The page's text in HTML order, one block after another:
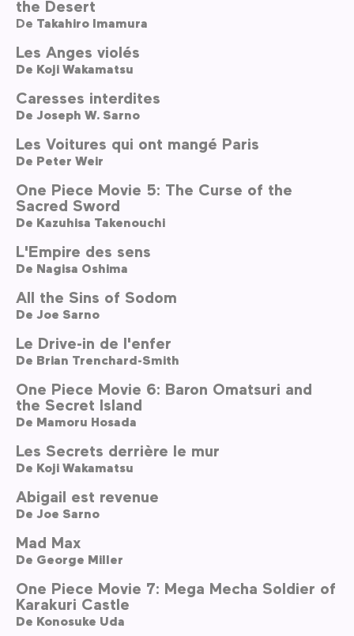
the Desert
De Takahiro Imamura
Les Anges violés
De Koji Wakamatsu
Caresses interdites
De Joseph W. Sarno
Les Voitures qui ont mangé Paris
De Peter Weir
One Piece Movie 5: The Curse of the
Sacred Sword
De Kazuhisa Takenouchi
L'Empire des sens
De Nagisa Oshima
All the Sins of Sodom
De Joe Sarno
Le Drive-in de l'enfer
De Brian Trenchard-Smith
One Piece Movie 6: Baron Omatsuri and
the Secret Island
De Mamoru Hosada
Les Secrets derrière le mur
De Koji Wakamatsu
Abigail est revenue
De Joe Sarno
Mad Max
De George Miller
One Piece Movie 7: Mega Mecha Soldier of
Karakuri Castle
De Konosuke Uda